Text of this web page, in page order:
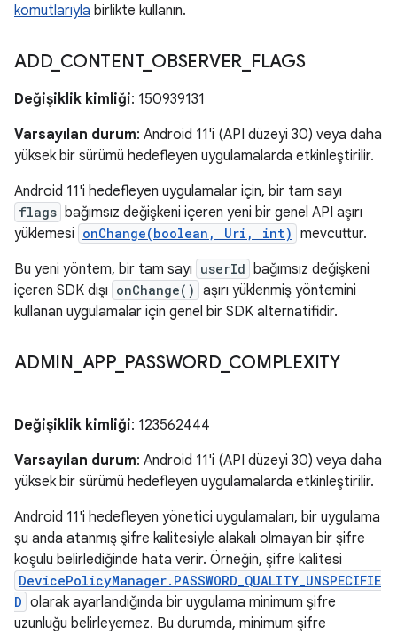
komutlarıyla birlikte kullanın.
ADD_ CONTENT_ OBSERVER FLAGS
Değişiklik kimliği: 150939131
Varsayılan durum: Android 11'i (API düzeyi 30) veya daha
yüksek bir sürümü hedefleyen uygulamalarda etkinleştirilir.
Android 11'i hedefleyen uygulamalar için, bir tam sayı
flags bağımsız değişkeni içeren yeni bir genel API aşırı
yüklemesi onChange(boolean, Uri, int) mevcuttur.
Bu yeni yöntem, bir tam sayı userId bağımsız değişkeni
içeren SDK dışı onChange() aşırı yüklenmiş yöntemini
kullanan uygulamalar için genel bir SDK alternatifidir.
ADMIN APP_ PASSWORD_ COMPLEXITY
Değişiklik kimliği: 123562444
Varsayılan durum: Android 11'i (API düzeyi 30) veya daha
yüksek bir sürümü hedefleyen uygulamalarda etkinleştirilir.
Android 11'i hedefleyen yönetici uygulamaları, bir uygulama
şu anda atanmış şifre kalitesiyle alakalı olmayan bir şifre
koşulu belirlediğinde hata verir. Örneğin, şifre kalitesi
DevicePolicyManager.PASSWORD_QUALITY_UNSPECIFIE
D olarak ayarlandığında bir uygulama minimum şifre
uzunluğu belirleyemez. Bu durumda, minimum şifre